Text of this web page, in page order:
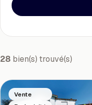
28 bien(s) trouvé(s)
Vente